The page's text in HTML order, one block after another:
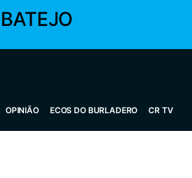
OPINIÃO ECOS DO BURLADERO CR TV